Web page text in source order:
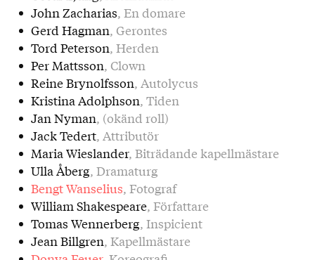
John Zacharias, En domare
Gerd Hagman, Gerontes
Tord Peterson, Herden
Per Mattsson, Clown
Reine Brynolfsson, Autolycus
Kristina Adolphson, Tiden
Jan Nyman, (okänd roll)
Jack Tedert, Attributör
Maria Wieslander, Biträdande kapellmästare
Ulla Åberg, Dramaturg
Bengt Wanselius, Fotograf
William Shakespeare, Författare
Tomas Wennerberg, Inspicient
Jean Billgren, Kapellmästare